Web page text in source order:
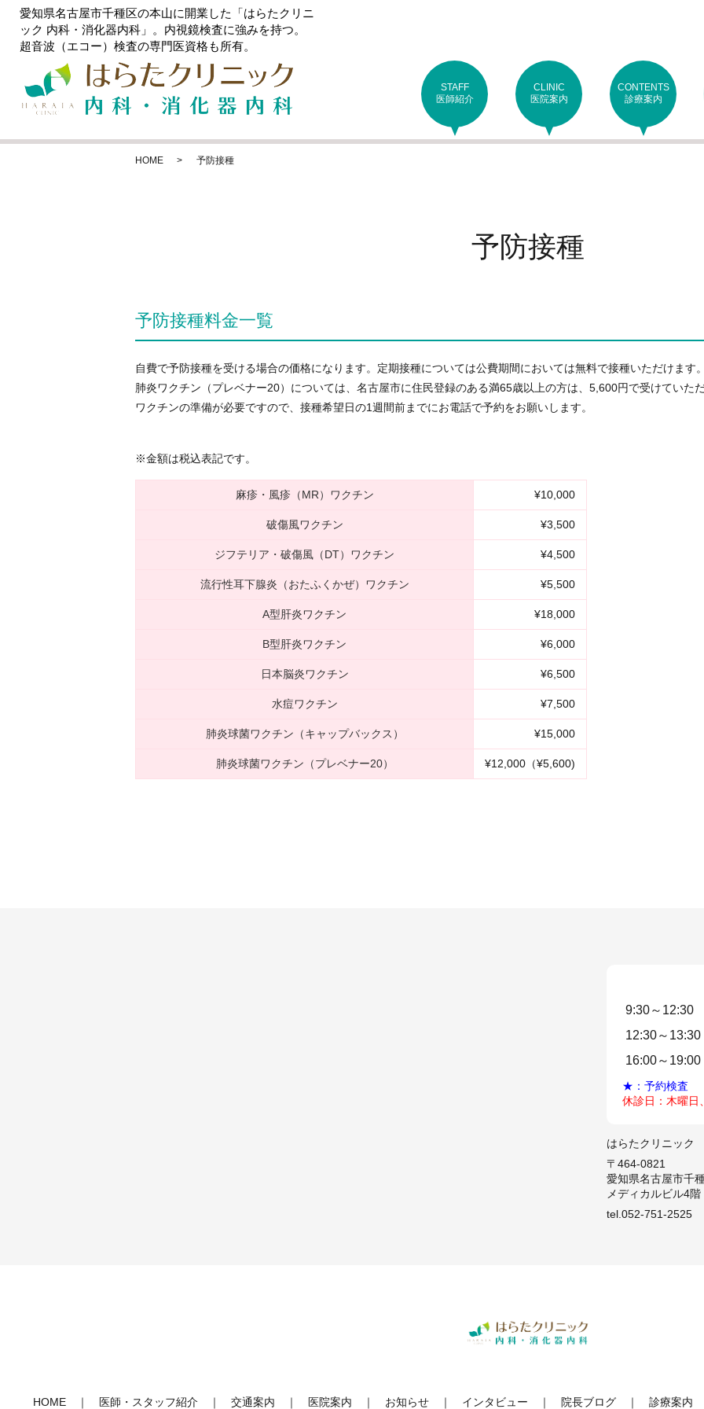
愛知県名古屋市千種区の本山に開業した「はらたクリニ
ック 内科・消化器内科」。内視鏡検査に強みを持つ。
超音波（エコー）検査の専門医資格も所有。
STAFF
医師紹介
CLINIC
医院案内
CONTENTS
診療案内
HOME 予防接種
予防接種
予防接種料金一覧
自費で予防接種を受ける場合の価格になります。定期接種については公費期間においては無料で接種いただけます。
肺炎ワクチン（プレベナー20）については、名古屋市に住民登録のある満65歳以上の方は、5,600円で受けていた
ワクチンの準備が必要ですので、接種希望日の1週間前までにお電話で予約をお願いします。
※金額は税込表記です。
麻疹・風疹（MR）ワクチン ¥10,000
破傷風ワクチン ¥3,500
ジフテリア・破傷風（DT）ワクチン ¥4,500
流行性耳下腺炎（おたふくかぜ）ワクチン ¥5,500
A型肝炎ワクチン ¥18,000
B型肝炎ワクチン ¥6,000
日本脳炎ワクチン ¥6,500
水痘ワクチン ¥7,500
肺炎球菌ワクチン（キャップバックス） ¥15,000
肺炎球菌ワクチン（プレベナー20） ¥12,000（¥5,600)
9:30～12:30
12:30～13:30
16:00～19:00
★：予約検査
休診日：木曜日
はらたクリニック
〒464-0821
愛知県名古屋市千
メディカルビル4階
tel.052-751-2525
HOME 医師・スタッフ紹介 交通案内 医院案内 お知らせ インタビュー 院長ブログ 診療案内